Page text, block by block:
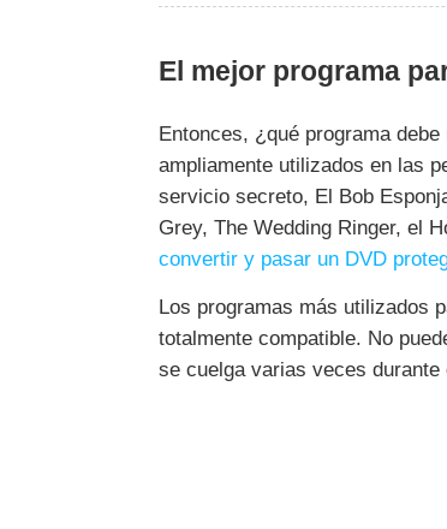
El mejor programa
Entonces, ¿qué programa
ampliamente utilizados en las
servicio secreto, El Bob
Grey, The Wedding Ringer, el
convertir y pasar un DVD
Los programas más utilizados
totalmente compatible. No
se cuelga varias veces